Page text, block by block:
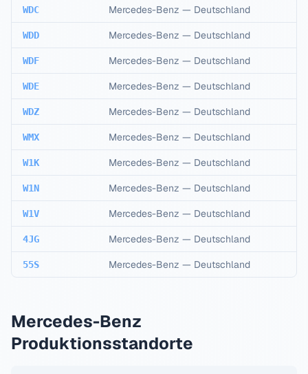
WDC Mercedes-Benz — Deutschland
WDD Mercedes-Benz — Deutschland
WDF Mercedes-Benz — Deutschland
WDE Mercedes-Benz — Deutschland
WDZ Mercedes-Benz — Deutschland
WMX Mercedes-Benz — Deutschland
W1K Mercedes-Benz — Deutschland
W1N Mercedes-Benz — Deutschland
W1V Mercedes-Benz — Deutschland
4JG Mercedes-Benz — Deutschland
55S Mercedes-Benz — Deutschland
Mercedes-Benz
Produktionsstandorte